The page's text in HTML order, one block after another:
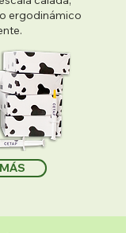
ergodinámico